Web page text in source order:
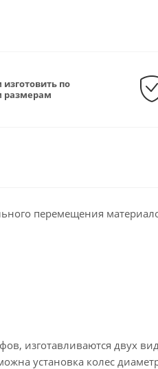
по
перемещения
изготавливаются двух
установка колес